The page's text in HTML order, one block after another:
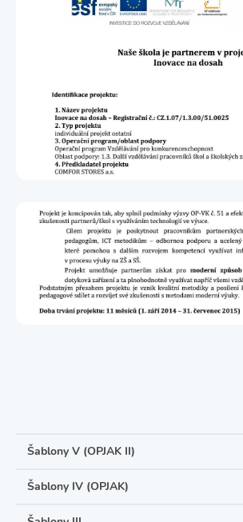
Šablony V (OPJAK II)
Šablony IV (OPJAK)